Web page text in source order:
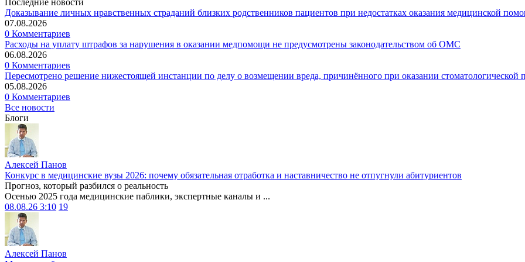
Последние новости
Доказывание личных нравственных страданий близких родственников пациентов при недостатках оказания медицинской
07.08.2026
0 Комментариев
Расходы на уплату штрафов за нарушения в оказании медпомощи не предусмотрены законодательством об ОМС
06.08.2026
0 Комментариев
Пересмотрено решение нижестоящей инстанции по делу о возмещении вреда, причинённого при оказании стоматологической
05.08.2026
0 Комментариев
Все новости
Блоги
Алексей Панов
Конкурс в медицинские вузы 2026: почему обязательная отработка и наставничество не отпугнули абитуриентов
Прогноз, который разбился о реальность
Осенью 2025 года медицинские паблики, экспертные каналы и ...
08.08.26 3:10 19
Алексей Панов